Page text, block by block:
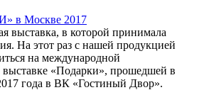
в Москве 2017
выставка, в которой принимала
На этот раз с нашей продукцией
на международной
выставке «Подарки», прошедшей в
года в ВК «Гостиный Двор».